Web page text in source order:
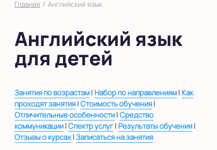
на Ленинском
на Парнасе
в Новоселье (школа)
Показать на карте
Выбрать другой город
Главная / Английский язык
Английский язык
для детей
Занятия по возрастам| Набор по направлениям| Как
проходят занятия|Стоимость обучения|
Отличительные особенности|Средство
коммуникации|Спектр услуг| Результаты обучения|
Отзывы о курсах|Записаться на занятия